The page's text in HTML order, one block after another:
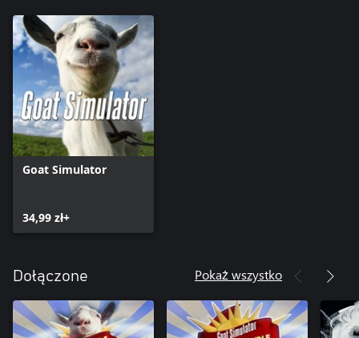
Goat Simulator
34,99 zł+
Dołączone Pokaż wszystko